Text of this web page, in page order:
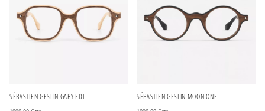
SÉBASTIEN GESLIN GABY EDI SÉBASTIEN GESLIN MOON ONE